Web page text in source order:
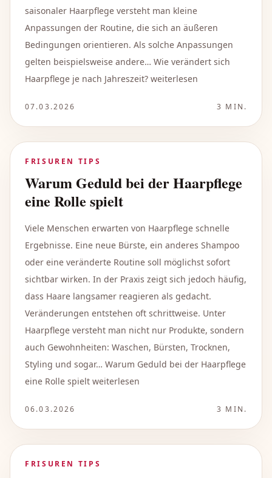
saisonaler Haarpflege versteht man kleine
Anpassungen der Routine, die sich an äußeren
Bedingungen orientieren. Als solche Anpassungen
gelten beispielsweise andere… Wie verändert sich
Haarpflege je nach Jahreszeit? weiterlesen
07.03.2026 3 MIN.
FRISUREN TIPS
Warum Geduld bei der Haarpflege
eine Rolle spielt
Viele Menschen erwarten von Haarpflege schnelle
Ergebnisse. Eine neue Bürste, ein anderes Shampoo
oder eine veränderte Routine soll möglichst sofort
sichtbar wirken. In der Praxis zeigt sich jedoch häufig,
dass Haare langsamer reagieren als gedacht.
Veränderungen entstehen oft schrittweise. Unter
Haarpflege versteht man nicht nur Produkte, sondern
auch Gewohnheiten: Waschen, Bürsten, Trocknen,
Styling und sogar… Warum Geduld bei der Haarpflege
eine Rolle spielt weiterlesen
06.03.2026 3 MIN.
FRISUREN TIPS